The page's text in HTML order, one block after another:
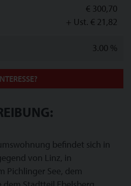
€ 300,70
+ Ust. € 21,82
3.00 %
befindet sich in
von Linz, in
Pichlinger See, dem